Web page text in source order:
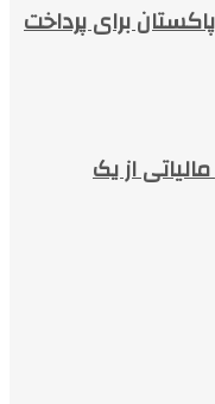
برای پرداخت
مالیاتی از یک